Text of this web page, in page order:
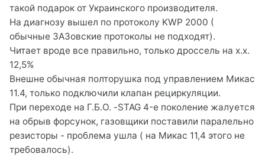
такой подарок от Украинского производителя.
На диагнозу вышел по протоколу KWP 2000 (
обычные ЗАЗовские протоколы не подходят).
Читает вроде все правильно, только дроссель на х.х.
12,5%
Внешне обычная полторушка под управлением Микас
11.4, только подключили клапан рециркуляции.
При переходе на Г.Б.О. -STAG 4-е поколение жалуется
на обрыв форсунок, газовщики поставили паралельно
резисторы - проблема ушла ( на Микас 11,4 этого не
требовалось).